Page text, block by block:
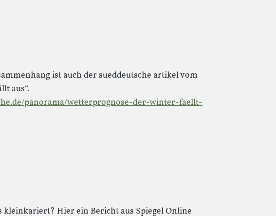
ist auch der sueddeutsche artikel vom
aus“.
panorama/wetterprognose-der-winter-faellt-
kleinkariert? Hier ein Bericht aus Spiegel Online